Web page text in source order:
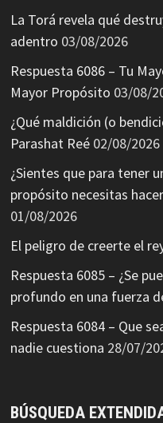
La Torá revela qué
adentro 03/08/2026
Respuesta 6086 – Tu
Mayor Propósito 03/08/
¿Qué maldición (o
Parashat Reé 02/08/2026
¿Sientes que para tener
propósito necesitas
01/08/2026
El peligro de creerte el
Respuesta 6085 – ¿Se
profundo en una fuerza
Respuesta 6084 – Que
nadie cuestiona 28/07/
BÚSQUEDA